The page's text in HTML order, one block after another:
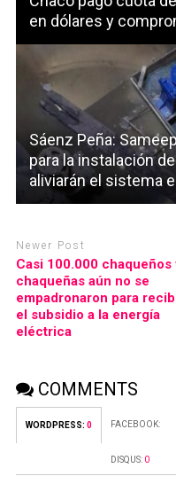
en dólares y
Sáenz Peña:
para la instalación
aliviarán el sistema
Newer Post
Casi 100.000 chaqueños
chaqueñas aún no se
empadronaron para
el subsidio a la energía
eléctrica
COMMENTS
WORDPRESS: 0 FACEBOOK:
DISQUS: 0